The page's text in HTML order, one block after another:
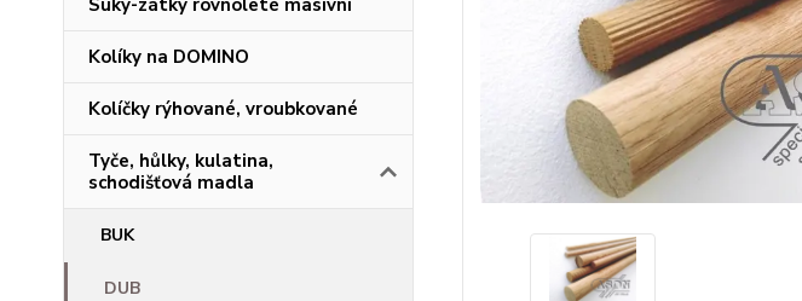
Suky-zátky rovnoleté masivní
Kolíky na DOMINO
Kolíčky rýhované, vroubkované
Tyče, hůlky, kulatina,
schodišťová madla
BUK
DUB